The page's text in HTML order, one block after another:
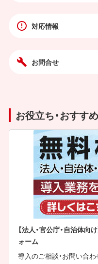
対応情報
お問合せ
お役立ち・おすす
【法人・官公庁・自治体向
ォーム
導入のご相談・お問い合